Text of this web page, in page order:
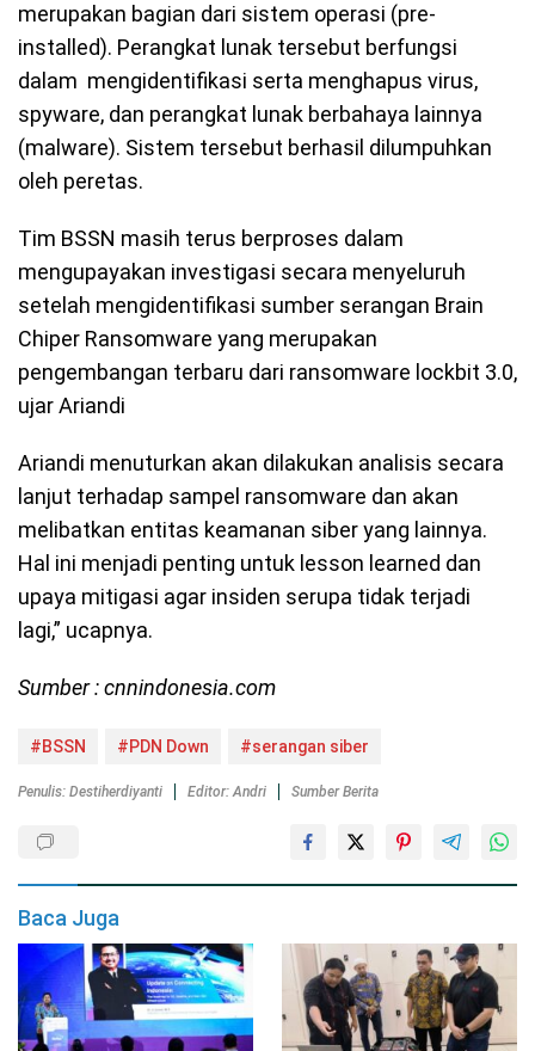
merupakan bagian dari sistem operasi (pre-
installed). Perangkat lunak tersebut berfungsi
dalam mengidentifikasi serta menghapus virus,
spyware, dan perangkat lunak berbahaya lainnya
(malware). Sistem tersebut berhasil dilumpuhkan
oleh peretas.
Tim BSSN masih terus berproses dalam
mengupayakan investigasi secara menyeluruh
setelah mengidentifikasi sumber serangan Brain
Chiper Ransomware yang merupakan
pengembangan terbaru dari ransomware lockbit 3.0,
ujar Ariandi
Ariandi menuturkan akan dilakukan analisis secara
lanjut terhadap sampel ransomware dan akan
melibatkan entitas keamanan siber yang lainnya.
Hal ini menjadi penting untuk lesson learned dan
upaya mitigasi agar insiden serupa tidak terjadi
lagi,” ucapnya.
Sumber : cnnindonesia.com
#BSSN #PDN Down #serangan siber
Penulis: Destiherdiyanti Editor: Andri Sumber Berita
Baca Juga